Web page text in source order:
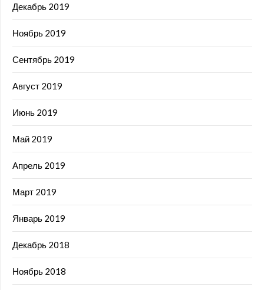
Декабрь 2019
Ноябрь 2019
Сентябрь 2019
Август 2019
Июнь 2019
Май 2019
Апрель 2019
Март 2019
Январь 2019
Декабрь 2018
Ноябрь 2018